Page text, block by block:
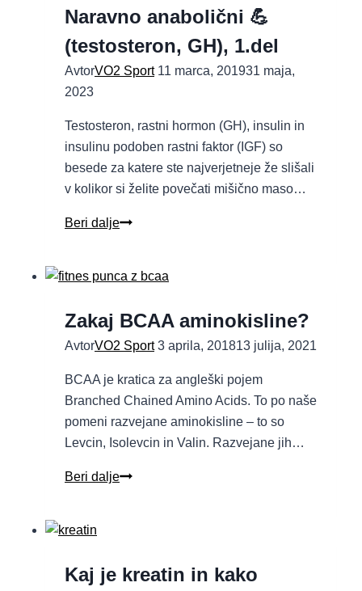
Naravno anabolični 💪
(testosteron, GH), 1.del
AvtorVO2 Sport 11 marca, 201931 maja,
2023
Testosteron, rastni hormon (GH), insulin in
insulinu podoben rastni faktor (IGF) so
besede za katere ste najverjetneje že slišali
v kolikor si želite povečati mišično maso…
Beri dalje
Zakaj BCAA aminokisline?
AvtorVO2 Sport 3 aprila, 201813 julija, 2021
BCAA je kratica za angleški pojem
Branched Chained Amino Acids. To po naše
pomeni razvejane aminokisline – to so
Levcin, Isolevcin in Valin. Razvejane jih…
Beri dalje
Kaj je kreatin in kako